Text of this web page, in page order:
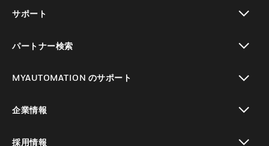
サポート
パートナー検索
MYAUTOMATION のサポート
企業情報
採用情報